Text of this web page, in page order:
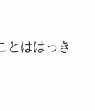
とははっき